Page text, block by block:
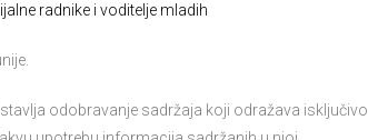
radnike i voditelje mladih
odobravanje sadržaja koji odražava isključivo